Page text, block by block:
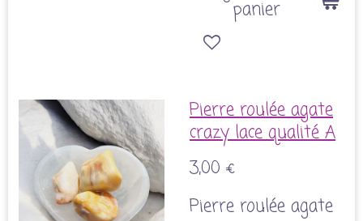
panier
Pierre roulée agate
crazy lace qualité A
3,00 €
Pierre roulée agate